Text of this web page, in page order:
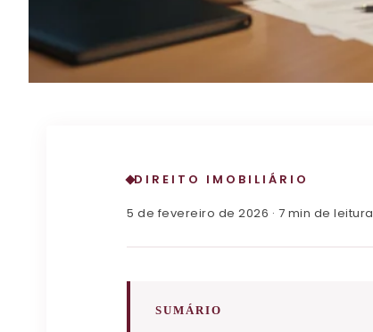
DIREITO IMOBILIÁRIO
5 de fevereiro de 2026 · 7 min de leitura
SUMÁRIO